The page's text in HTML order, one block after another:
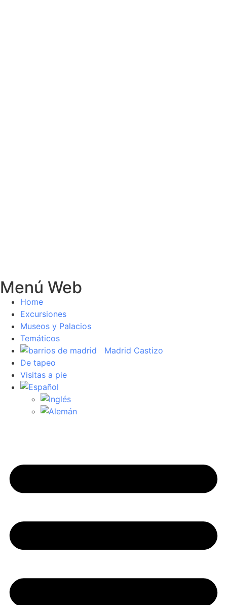
Menú Web
Home
Excursiones
Museos y Palacios
Temáticos
Madrid Castizo
De tapeo
Visitas a pie